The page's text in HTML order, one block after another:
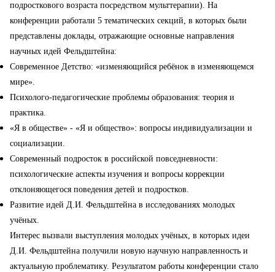
подросткового возраста посредством мульттерапии). На
конференции работали 5 тематических секций, в которых были
представлены доклады, отражающие основные направления
научных идей Фельдштейна:
Современное Детство: «изменяющийся ребёнок в изменяющемся
мире».
Психолого-педагогические проблемы образования: теория и
практика.
«Я в обществе» - «Я и общество»: вопросы индивидуализации и
социализации.
Современный подросток в российской повседневности:
психологические аспекты изучения и вопросы коррекции
отклоняющегося поведения детей и подростков.
Развитие идей Д.И. Фельдштейна в исследованиях молодых
учёных.
Интерес вызвали выступления молодых учёных, в которых идеи
Д.И. Фельдштейна получили новую научную направленность и
актуальную проблематику. Результатом работы конференции стало